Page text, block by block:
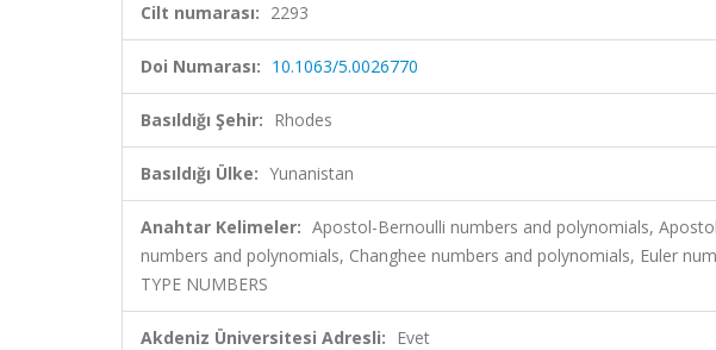
Cilt numarası: 2293
Doi Numarası: 10.1063/5.0026770
Basıldığı Şehir: Rhodes
Basıldığı Ülke: Yunanistan
Anahtar Kelimeler: Apostol-Bernoulli numbers and polynomials,
numbers and polynomials, Changhee numbers and polynomials, Euler
TYPE NUMBERS
Akdeniz Üniversitesi Adresli: Evet